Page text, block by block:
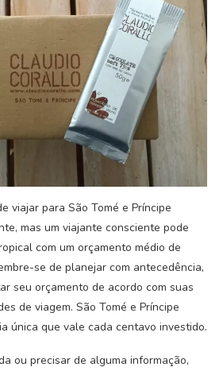
viajar para São Tomé e Príncipe
mas um viajante consciente pode
com um orçamento médio de
se de planejar com antecedência,
seu orçamento de acordo com suas
de viagem. São Tomé e Príncipe
única que vale cada centavo investido.
ou precisar de alguma informação,